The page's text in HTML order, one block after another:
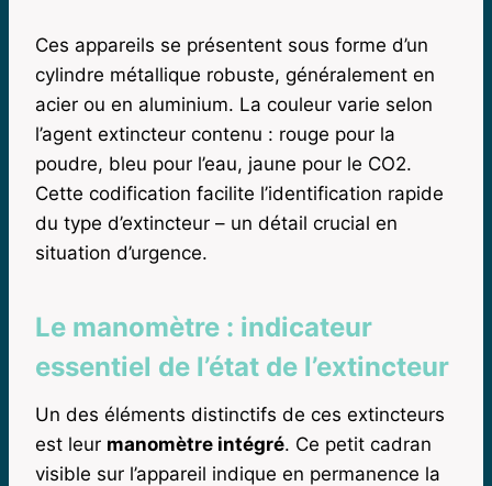
Ces appareils se présentent sous forme d’un
cylindre métallique robuste, généralement en
acier ou en aluminium. La couleur varie selon
l’agent extincteur contenu : rouge pour la
poudre, bleu pour l’eau, jaune pour le CO2.
Cette codification facilite l’identification rapide
du type d’extincteur – un détail crucial en
situation d’urgence.
Le manomètre : indicateur
essentiel de l’état de l’extincteur
Un des éléments distinctifs de ces extincteurs
est leur manomètre intégré. Ce petit cadran
visible sur l’appareil indique en permanence la